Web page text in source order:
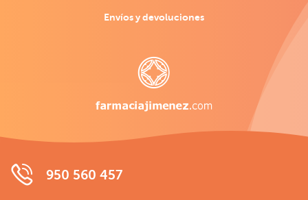
Envíos y devoluciones
950 560 457